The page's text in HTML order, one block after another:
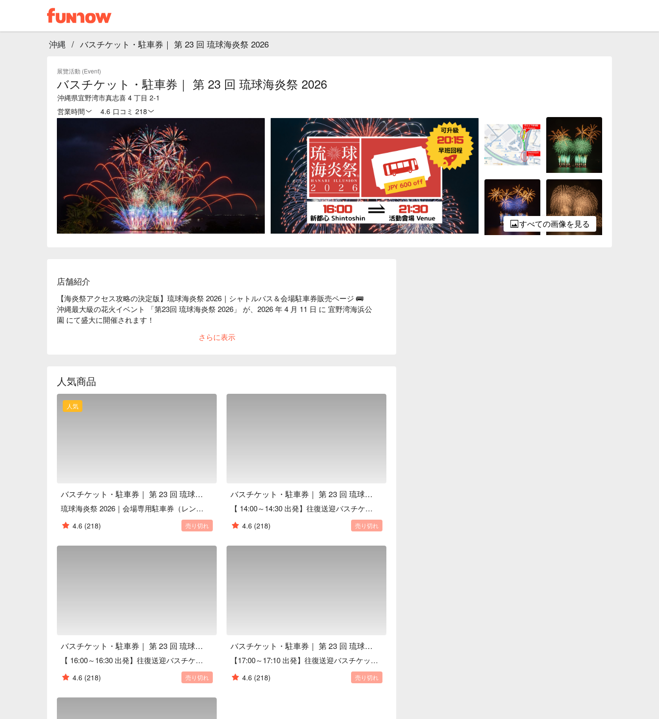
沖縄 / バスチケット・駐車券｜ 第 23 回 琉球海炎祭 2026
展覽活動 (Event)
バスチケット・駐車券｜ 第 23 回 琉球海炎祭 2026
沖縄県宜野湾市真志喜 4 丁目 2-1
営業時間
4.6 口コミ 218
すべての画像を見る
店舗紹介
【海炎祭アクセス攻略の決定版】琉球海炎祭 2026｜シャトルバス＆会場駐車券販売ページ 🚌
沖縄最大級の花火イベント 「第23回 琉球海炎祭 2026」 が、2026 年 4 月 11 日 に 宜野湾海浜公
園 にて盛大に開催されます！
海炎祭シャトルバス：那覇市内から会場まで直行、往復で安心
心から会場まで直行運行し、運転や会場周辺の渋滞ストレスを回避できます。
当日のスケジュールに合わせて選べる 5 つの出発時間
帰りもタクシー待ちや満員の公共交通機関に悩まされることなく、確実に乗車可能
当日の深刻な駐車混雑を避けるため、17:00 前の到着 が理想的です
📍 なぜ FunNow で海炎祭への交通を予約するの？
中国語対応サイト + 中国語カスタマーサポート + 現地サポートで安心
花火チケット、交通、レンタカー、レストラン、レジャーシートまで一括予約可能
琉球海炎祭の公式海外販売パートナーとして、10,000 人以上の海外旅行者 に利用されています
🎫 今すぐ海炎祭シャトルバスまたは駐車券を予約して、快適な花火アクセスを確保！
さらに表示
人気商品
人気
バスチケット・駐車券｜ 第 23 回 琉球海炎祭 2026
琉球海炎祭 2026｜会場専用駐車券（レンタカー割引クーポン付）
4.6 (218) 売り切れ
バスチケット・駐車券｜ 第 23 回 琉球海炎祭 2026
【 14:00～14:30 出発】往復送迎バスチケット｜新都心 ⇄ 琉球海炎祭
4.6 (218) 売り切れ
バスチケット・駐車券｜ 第 23 回 琉球海炎祭 2026
【 16:00～16:30 出発】往復送迎バスチケット｜新都心 ⇄ 琉球海炎祭
4.6 (218) 売り切れ
バスチケット・駐車券｜ 第 23 回 琉球海炎祭 2026
【17:00～17:10 出発】往復送迎バスチケット｜新都心 ⇄ 琉球海炎祭
4.6 (218) 売り切れ